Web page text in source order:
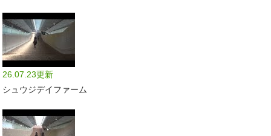
26.07.23更新
シュウジデイファーム